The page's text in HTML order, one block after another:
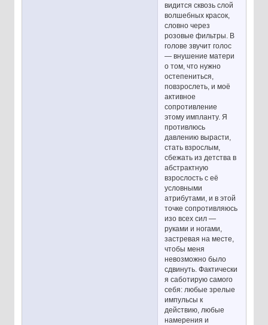
видится сквозь слой
волшебных красок,
словно через
розовые фильтры. В
голове звучит голос
— внушение матери
о том, что нужно
остепениться,
повзрослеть, и моё
активное
сопротивление
этому импланту. Я
противлюсь
давлению вырасти,
стать взрослым,
сбежать из детства в
абстрактную
взрослость с её
условными
атрибутами, и в этой
точке сопротивляюсь
изо всех сил —
руками и ногами,
застревая на месте,
чтобы меня
невозможно было
сдвинуть. Фактически
я саботирую самого
себя: любые зрелые
импульсы к
действию, любые
намерения и